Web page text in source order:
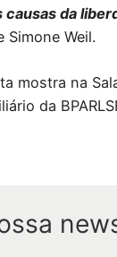
da
Simone Weil.
mostra na
da